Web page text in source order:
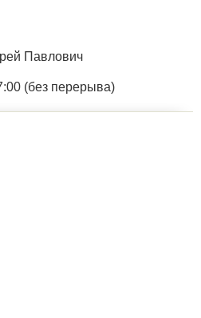
Павлович
(без перерыва)